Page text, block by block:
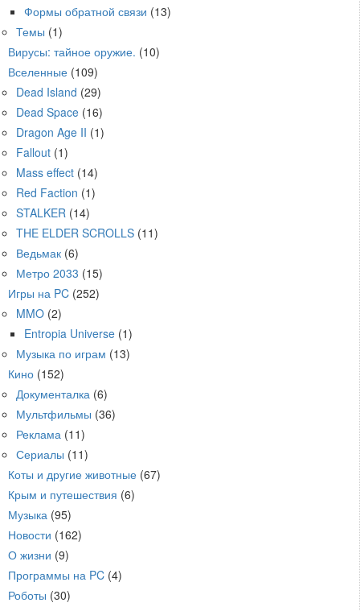
Формы обратной связи (13)
Темы (1)
Вирусы: тайное оружие. (10)
Вселенные (109)
Dead Island (29)
Dead Space (16)
Dragon Age II (1)
Fallout (1)
Mass effect (14)
Red Faction (1)
STALKER (14)
THE ELDER SCROLLS (11)
Ведьмак (6)
Метро 2033 (15)
Игры на PC (252)
MMO (2)
Entropia Universe (1)
Музыка по играм (13)
Кино (152)
Документалка (6)
Мультфильмы (36)
Реклама (11)
Сериалы (11)
Коты и другие животные (67)
Крым и путешествия (6)
Музыка (95)
Новости (162)
О жизни (9)
Программы на PC (4)
Роботы (30)